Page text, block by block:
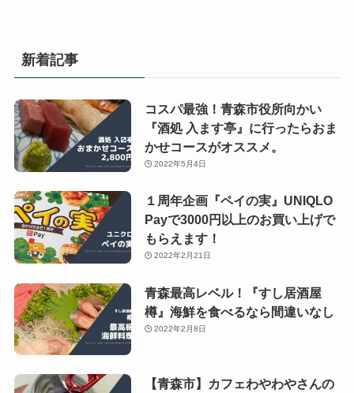
新着記事
コスパ最強！青森市役所向かい
『酒処 入ます亭』に行ったらおま
かせコースがオススメ。
2022年5月4日
１周年企画『ペイの実』UNIQLO
Payで3000円以上のお買い上げで
もらえます！
2022年2月21日
青森最高レベル！『すし居酒屋
樽』海鮮を食べるなら間違いなし
2022年2月8日
【青森市】カフェわやわやさんの